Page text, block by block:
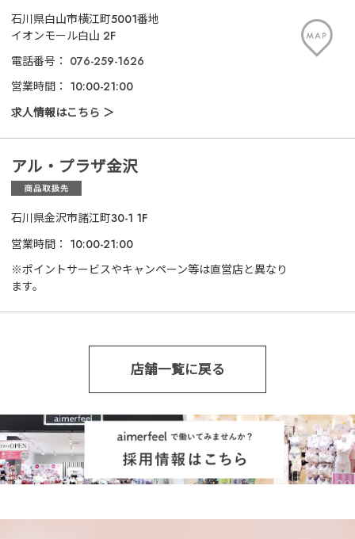
石川県白山市横江町5001番地
イオンモール白山 2F
電話番号： 076-259-1626
営業時間： 10:00-21:00
求人情報はこちら
アル・プラザ金沢
石川県金沢市諸江町30-1 1F
営業時間： 10:00-21:00
※ポイントサービスやキャンペーン等は直営店と異なり
ます。
店舗一覧に戻る